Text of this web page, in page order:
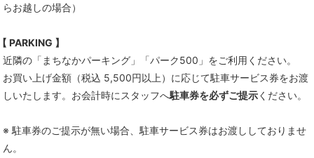
らお越しの場合）
PARKING 】
近隣の「まちなかパーキング」「パーク500」をご利用ください。
お買い上げ金額（税込 5,500円以上）に応じて駐車サービス券をお渡
しいたします。お会計時にスタッフへ駐車券を必ずご提示ください。
※ 駐車券のご提示が無い場合、駐車サービス券はお渡ししておりませ
ん。